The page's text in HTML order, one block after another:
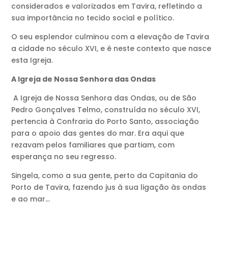
considerados e valorizados em Tavira, refletindo a
sua importância no tecido social e político.
O seu esplendor culminou com a elevação de Tavira
a cidade no século XVI, e é neste contexto que nasce
esta Igreja.
A Igreja de Nossa Senhora das Ondas
A Igreja de Nossa Senhora das Ondas, ou de São
Pedro Gonçalves Telmo, construída no século XVI,
pertencia à Confraria do Porto Santo, associação
para o apoio das gentes do mar. Era aqui que
rezavam pelos familiares que partiam, com
esperança no seu regresso.
Singela, como a sua gente, perto da Capitania do
Porto de Tavira, fazendo jus à sua ligação às ondas
e ao mar…